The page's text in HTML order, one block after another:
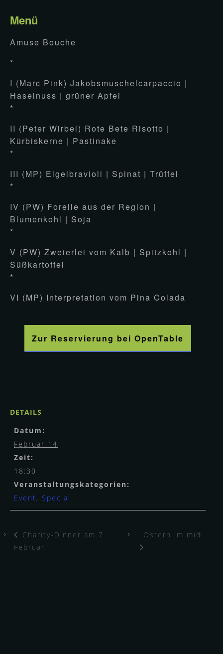
Menü
Amuse Bouche
*
I (Marc Pink) Jakobsmuschelcarpaccio |
Haselnuss | grüner Apfel
*
II (Peter Wirbel) Rote Bete Risotto |
Kürbiskerne | Pastinake
*
III (MP) Eigelbravioli | Spinat | Trüffel
*
IV (PW) Forelle aus der Region |
Blumenkohl | Soja
*
V (PW) Zweierlei vom Kalb | Spitzkohl |
Süßkartoffel
*
VI (MP) Interpretation vom Pina Colada
Zur Reservierung bei OpenTable
DETAILS
Datum:
Februar 14
Zeit:
18:30
Veranstaltungskategorien:
Event, Special
Charity-Dinner am 7.
Februar
Ostern im midi